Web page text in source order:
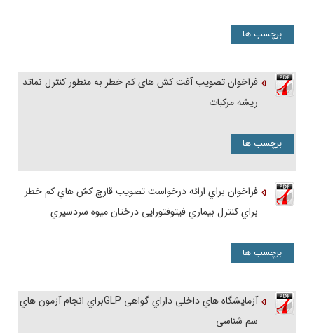
برچسب ها
فراخوان تصویب آفت کش های کم خطر به منظور کنترل نماتد
ریشه مرکبات
برچسب ها
فراخوان براي ارائه درخواست تصویب قارچ کش هاي کم خطر
براي کنترل بیماري فیتوفتورایی درختان میوه سردسیري
برچسب ها
آزمایشگاه هاي داخلی داراي گواهی GLPبراي انجام آزمون هاي
سم شناسی